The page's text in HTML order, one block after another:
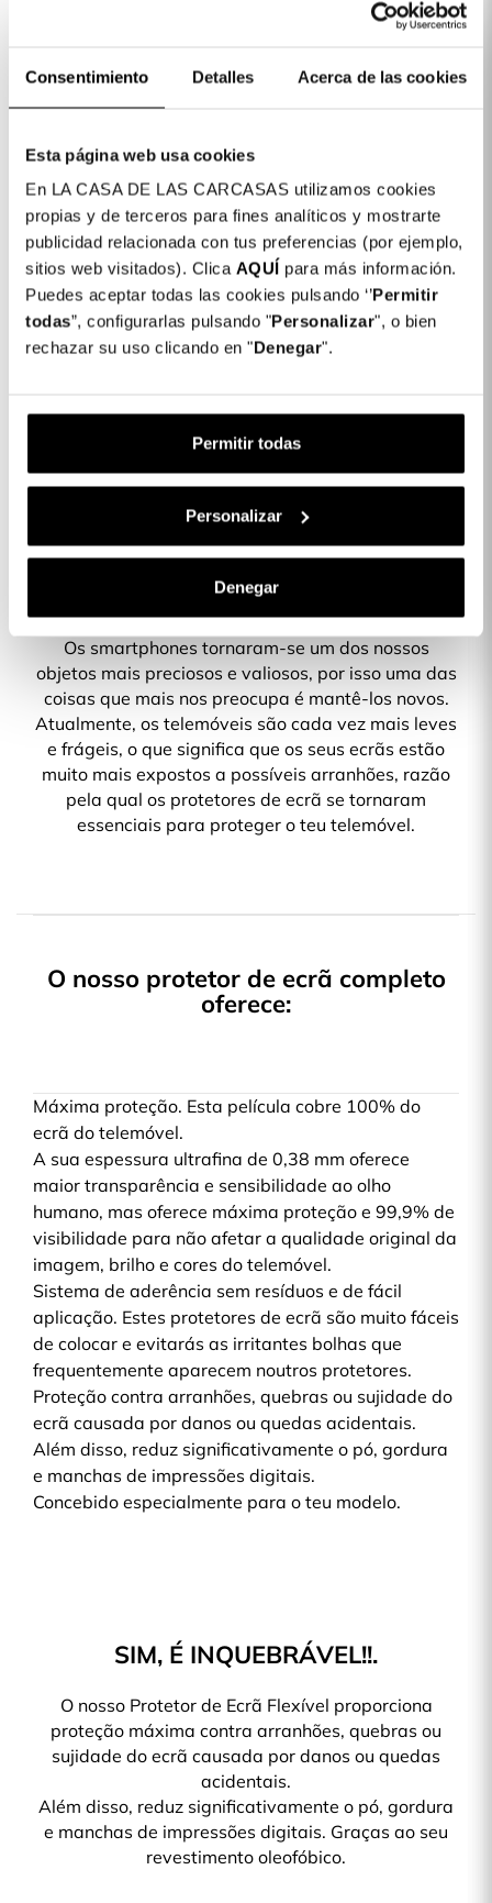
Consentimiento Detalles Acerca de las cookies
Esta página web usa cookies
En LA CASA DE LAS CARCASAS utilizamos cookies
propias y de terceros para fines analíticos y mostrarte
publicidad relacionada con tus preferencias (por ejemplo,
sitios web visitados). Clica AQUÍ para más información.
Puedes aceptar todas las cookies pulsando ‘’Permitir
todas”, configurarlas pulsando "Personalizar", o bien
rechazar su uso clicando en "Denegar".
Permitir todas
Personalizar
Denegar
Toalhetes de limpeza (Seca e húmida).
nossas Películas Temperadas são a
melhor forma de manter o ecrã do
teu telemóvel intacto.
Detalhes do produto
Antiespia Preto para Xiaomi Redmi 8A
17,99 €
Descrição
Os smartphones tornaram-se um dos nossos
objetos mais preciosos e valiosos, por isso uma das
coisas que mais nos preocupa é mantê-los novos.
Atualmente, os telemóveis são cada vez mais leves
e frágeis, o que significa que os seus ecrãs estão
muito mais expostos a possíveis arranhões, razão
pela qual os protetores de ecrã se tornaram
essenciais para proteger o teu telemóvel.
O nosso protetor de ecrã completo
oferece:
Máxima proteção. Esta película cobre 100% do
ecrã do telemóvel.
A sua espessura ultrafina de 0,38 mm oferece
maior transparência e sensibilidade ao olho
humano, mas oferece máxima proteção e 99,9% de
visibilidade para não afetar a qualidade original da
imagem, brilho e cores do telemóvel.
Sistema de aderência sem resíduos e de fácil
aplicação. Estes protetores de ecrã são muito fáceis
de colocar e evitarás as irritantes bolhas que
frequentemente aparecem noutros protetores.
Proteção contra arranhões, quebras ou sujidade do
ecrã causada por danos ou quedas acidentais.
Além disso, reduz significativamente o pó, gordura
e manchas de impressões digitais.
Concebido especialmente para o teu modelo.
SIM, É INQUEBRÁVEL!!.
O nosso Protetor de Ecrã Flexível proporciona
proteção máxima contra arranhões, quebras ou
sujidade do ecrã causada por danos ou quedas
acidentais.
Além disso, reduz significativamente o pó, gordura
e manchas de impressões digitais. Graças ao seu
revestimento oleofóbico.